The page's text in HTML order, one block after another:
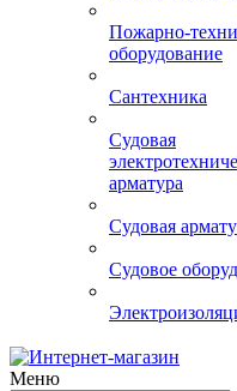
Пожарно-
оборудование
Сантехника
Судовая
арматура
Судовая
Судовое
Меню